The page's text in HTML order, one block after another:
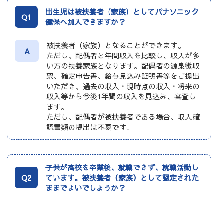
Q1
出生児は被扶養者（家族）としてパナソニック
健保へ加入できますか？
A
被扶養者（家族）となることができます。
ただし、配偶者と年間収入を比較し、収入が多
い方の扶養家族となります。配偶者の源泉徴収
票、確定申告書、給与見込み証明書等をご提出
いただき、過去の収入・現時点の収入・将来の
収入等から今後1年間の収入を見込み、審査し
ます。
ただし、配偶者が被扶養者である場合、収入確
認書類の提出は不要です。
Q2
子供が高校を卒業後、就職できず、就職活動し
ています。被扶養者（家族）として認定された
ままでよいでしょうか？